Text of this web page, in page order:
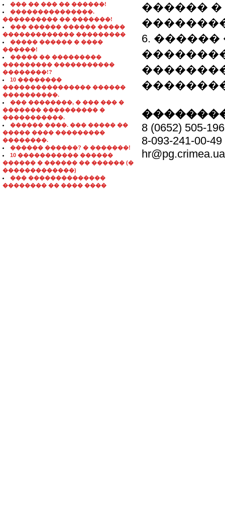
��� �� ��� �� ������!
���������������.
���������� �� �������!
��� ������ ������ �����
������������� ���������
����� ������ � ����
������!
����� �� ���������
��������� �����������
��������!?
10 ��������
���������������� ������
����������.
��� ��������, � ��� ��� �
������� ���������� �
�����������.
������ ����. ��� ����� ��
����� ���� ���������
��������.
������ ������? � �������!
10 ����������� ������
������ � ������ �� ������ (�
�������������)
��� ��������������
�������� �� ���� ����
������
6.
8 (0652) 505-196
8-093-241-00-49
hr@pg.crimea.ua